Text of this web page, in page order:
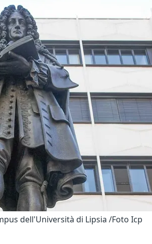
dell'Università di Lipsia /Foto Icp